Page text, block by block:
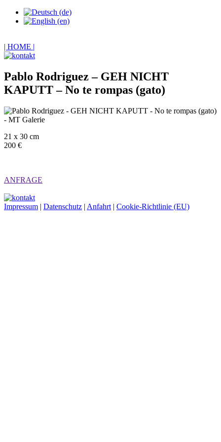
| HOME |
Pablo Rodriguez – GEH NICHT
KAPUTT – No te rompas (gato)
21 x 30 cm
200 €
ANFRAGE
Impressum | Datenschutz | Anfahrt | Cookie-Richtlinie (EU)